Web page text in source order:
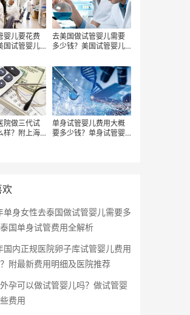
婴儿要花费
国试管婴儿
去美国做试管婴儿需要
多少钱？美国试管婴儿
儿移植成功了多久后才
算稳定？
院做三代试
样？附上海
单身试管婴儿费用大概
要多少钱？单身试管婴
单身女性去泰国做试管婴儿需要多
国单身试管费用全解析
国内正规医院卵子库试管婴儿费用
附最新费用明细及医院推荐
孕可以做试管婴儿吗？做试管婴
费用